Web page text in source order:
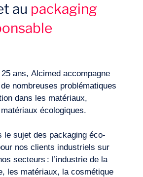
au packaging
ans, Alcimed accompagne
nombreuses problématiques
dans les matériaux,
écologiques.
le sujet des packaging éco-
nos clients industriels sur
secteurs : l’industrie de la
les matériaux, la cosmétique